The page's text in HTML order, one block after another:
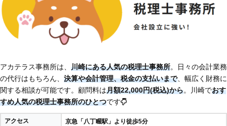
アカテラス事務所は、 川崎にある人気の税理士事務所。日々の会計業務
の代行はもちろん、 決算や会計管理、税金の支払いまで、幅広く財務に
関する相談が可能です。顧問料は月額22,000円(税込)から。川崎でおす
すめ人気の税理士事務所のひとつです
アクセス 京急「八丁畷駅」より徒歩5分